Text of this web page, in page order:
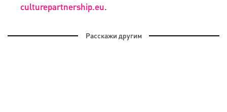
culturepartnership.eu.
Расскажи другим